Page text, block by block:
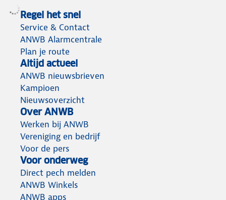
Regel het snel
Service & Contact
ANWB Alarmcentrale
Plan je route
Altijd actueel
ANWB nieuwsbrieven
Kampioen
Nieuwsoverzicht
Over ANWB
Werken bij ANWB
Vereniging en bedrijf
Voor de pers
Voor onderweg
Direct pech melden
ANWB Winkels
ANWB apps